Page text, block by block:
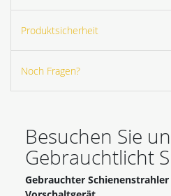
Produktsicherheit
Noch Fragen?
Besuchen Sie
Gebrauchtlicht
Gebrauchter